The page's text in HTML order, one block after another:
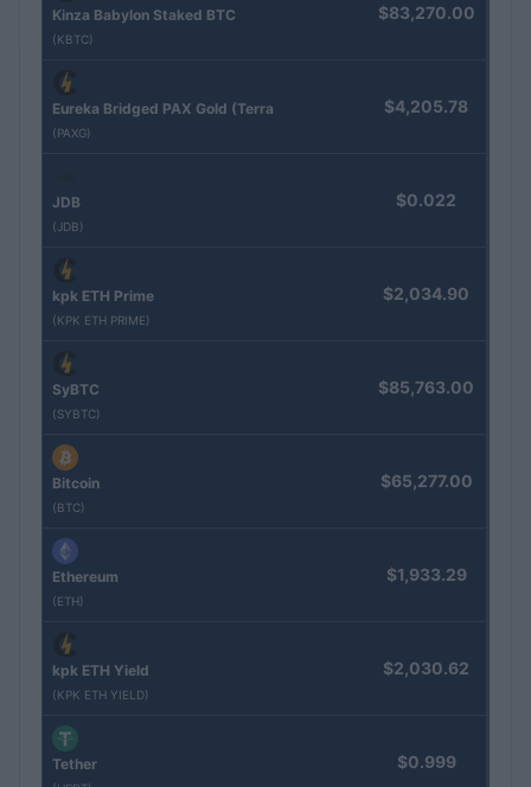
Kinza Babylon Staked BTC
(KBTC)
$83,270.00
Eureka Bridged PAX Gold (Terra
(PAXG)
$4,205.78
JDB
(JDB)
$0.022
kpk ETH Prime
(KPK ETH PRIME)
$2,034.90
SyBTC
(SYBTC)
$85,763.00
Bitcoin
(BTC)
$65,277.00
Ethereum
(ETH)
$1,933.29
kpk ETH Yield
(KPK ETH YIELD)
$2,030.62
Tether $0.999